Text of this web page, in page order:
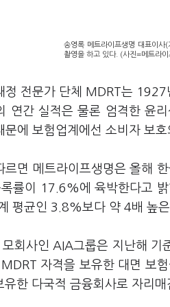
송영록 메트라이프생명 대표이
촬영을 하고 있다. (사진=메트라이
정 전문가 단체 MDRT는 1927
연간 실적은 물론 엄격한 윤
문에 보험업계에선 소비자 보
르면 메트라이프생명은 올해
록률이 17.6%에 육박한다고
평균인 3.8%보다 약 4배 높은
회사인 AIA그룹은 지난해 기
자격을 보유한 대면 보
유한 다국적 금융회사로 자리